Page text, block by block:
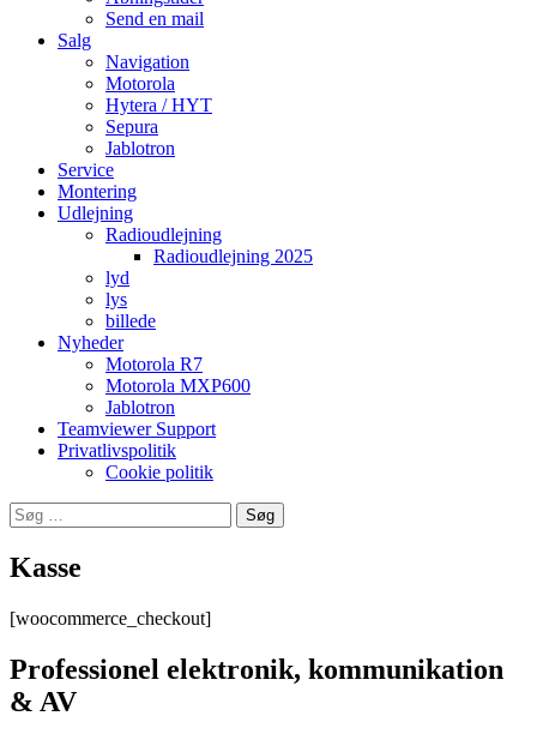
Send en mail
Salg
Navigation
Motorola
Hytera / HYT
Sepura
Jablotron
Service
Montering
Udlejning
Radioudlejning
Radioudlejning 2025
lyd
lys
billede
Nyheder
Motorola R7
Motorola MXP600
Jablotron
Teamviewer Support
Privatlivspolitik
Cookie politik
Søg
efter:
Kasse
[woocommerce_checkout]
Professionel elektronik, kommunikation
& AV